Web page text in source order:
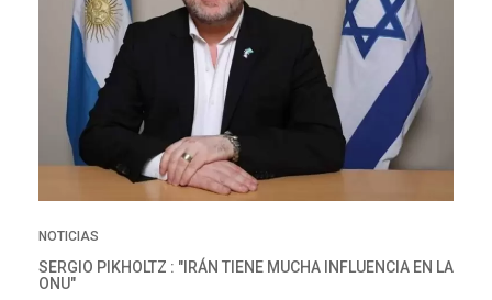
NOTICIAS
SERGIO PIKHOLTZ : "IRÁN TIENE MUCHA INFLUENCIA EN LA
ONU"